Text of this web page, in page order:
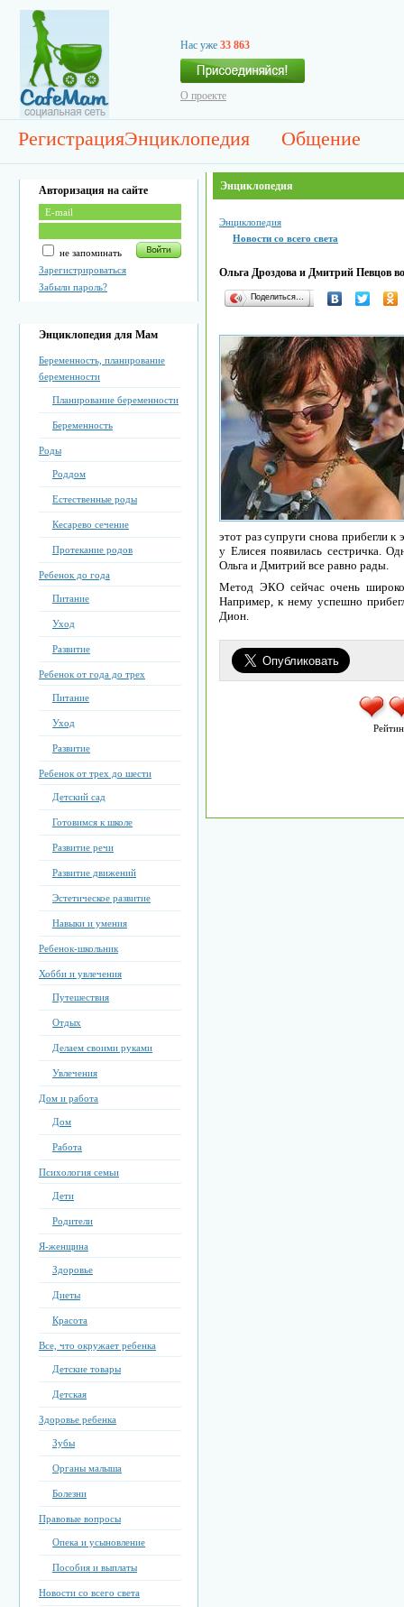
Нас уже 33 863
О проекте
РегистрацияЭнциклопедия Общение
Авторизация на сайте
не запоминать
Зарегистрироваться
Забыли пароль?
Энциклопедия для Мам
Беременность, планирование
беременности
Планирование беременности
Беременность
Роды
Роддом
Естественные роды
Кесарево сечение
Протекание родов
Ребенок до года
Питание
Уход
Развитие
Ребенок от года до трех
Питание
Уход
Развитие
Ребенок от трех до шести
Детский сад
Готовимся к школе
Развитие речи
Развитие движений
Эстетическое развитие
Навыки и умения
Ребенок-школьник
Хобби и увлечения
Путешествия
Отдых
Делаем своими руками
Увлечения
Дом и работа
Дом
Работа
Психология семьи
Дети
Родители
Я-женщина
Здоровье
Диеты
Красота
Все, что окружает ребенка
Детские товары
Детская
Здоровье ребенка
Зубы
Органы малыша
Болезни
Правовые вопросы
Опека и усыновление
Пособия и выплаты
Новости со всего света
Энциклопедия
Энциклопедия
Новости со всего света
Ольга Дроздова и Дмитрий Певцов
Поделиться…
этот раз супруги снова прибегли
у Елисея появилась сестричка.
Ольга и Дмитрий все равно рады.
Метод ЭКО сейчас очень широко
Например, к нему успешно
Дион.